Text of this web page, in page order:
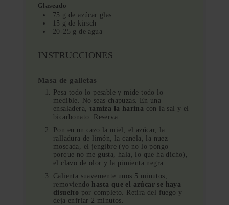
Glaseado
75 g de azúcar glas
15 g de kirsch
20-25 g de agua
INSTRUCCIONES
Masa de galletas
Pesa todo lo pesable y mide todo lo
medible. No seas chapuzas. En una
ensaladera, tamiza la harina con la sal y el
bicarbonato. Reserva.
Pon en un cazo la miel, el azúcar, la
ralladura de limón, la canela, la nuez
moscada, el jengibre (yo no lo pongo
porque no me gusta, hala, lo que ha dicho),
el clavo de olor y la pimienta negra.
Calienta suavemente unos 5 minutos,
removiendo hasta que el azúcar se haya
disuelto por completo. Retira del fuego y
deja enfriar 2 minutos.